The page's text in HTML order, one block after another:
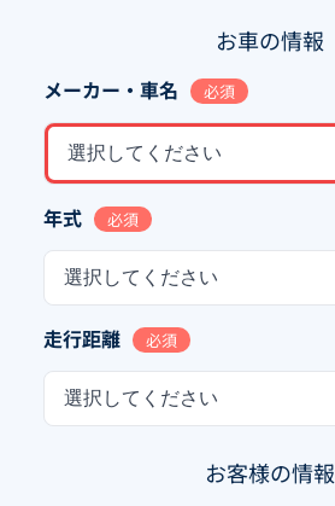
お車の情報
メーカー・車名 必須
選択してください
年式 必須
選択してください
走行距離 必須
選択してください
お客様の情報